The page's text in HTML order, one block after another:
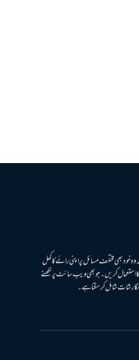
خود بھی مختلف مسائل پر اپنی رائے کا کھل
استعمال کریں۔ جو بھی ویب سائٹ پر لکھنے
نگارشات شامل کرسکتا ہے۔